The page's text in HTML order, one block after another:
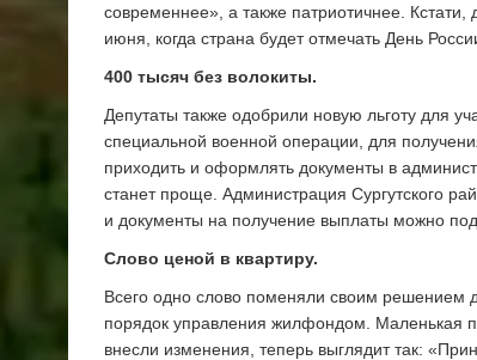
современнее», а также патриотичнее.
июня, когда страна будет отмечать День
400 тысяч без волокиты.
Депутаты также одобрили новую льготу для
специальной военной операции, для
приходить и оформлять документы в
станет проще. Администрация Сургутского
и документы на получение выплаты можно
Слово ценой в квартиру.
Всего одно слово поменяли своим решением
порядок управления жилфондом. Маленькая
внесли изменения, теперь выглядит так: